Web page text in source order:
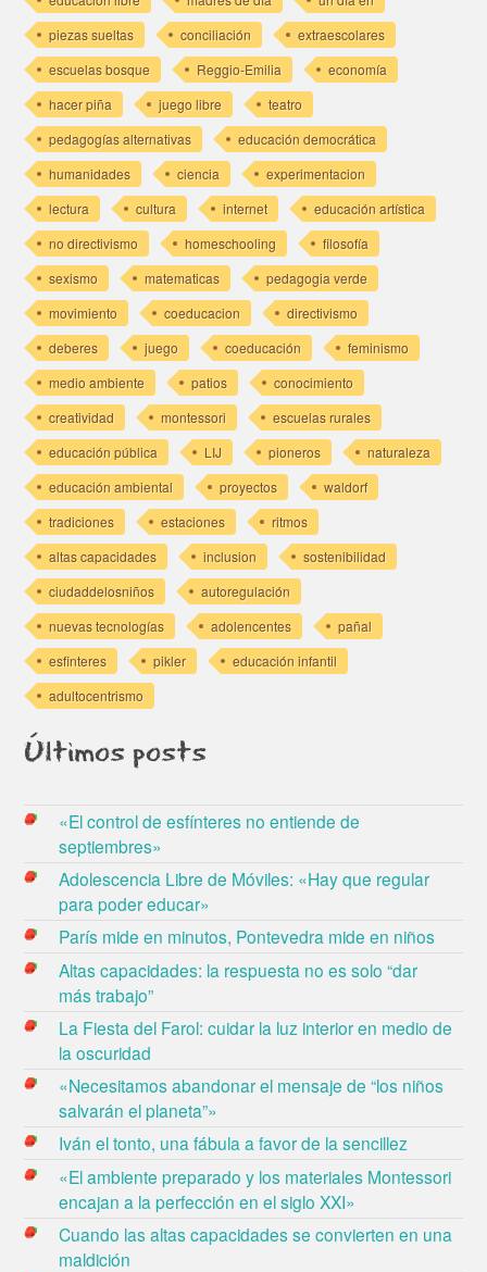
piezas sueltas
conciliación
extraescolares
escuelas bosque
Reggio-Emilia
economía
hacer piña
juego libre
teatro
pedagogías alternativas
educación democrática
humanidades
ciencia
experimentacion
lectura
cultura internet
educación artística
no directivismo
homeschooling
filosofía
sexismo
matematicas
pedagogia verde
movimiento
coeducacion
directivismo
deberes
juego coeducación
feminismo
medio ambiente
patios
conocimiento
creatividad
montessori
escuelas rurales
educación pública
LIJ pioneros
naturaleza
educación ambiental
proyectos
waldorf
tradiciones
estaciones
ritmos
altas capacidades
inclusion
sostenibilidad
ciudaddelosniños
autoregulación
nuevas tecnologías
adolencentes
pañal
esfinteres
pikler
educación infantil
adultocentrismo
Últimos posts
«El control de esfínteres no entiende de
septiembres»
Adolescencia Libre de Móviles: «Hay que regular
para poder educar»
París mide en minutos, Pontevedra mide en niños
Altas capacidades: la respuesta no es solo “dar
más trabajo”
La Fiesta del Farol: cuidar la luz interior en medio de
la oscuridad
«Necesitamos abandonar el mensaje de “los niños
salvarán el planeta”»
Iván el tonto, una fábula a favor de la sencillez
«El ambiente preparado y los materiales Montessori
encajan a la perfección en el siglo XXI»
Cuando las altas capacidades se convierten en una
maldición